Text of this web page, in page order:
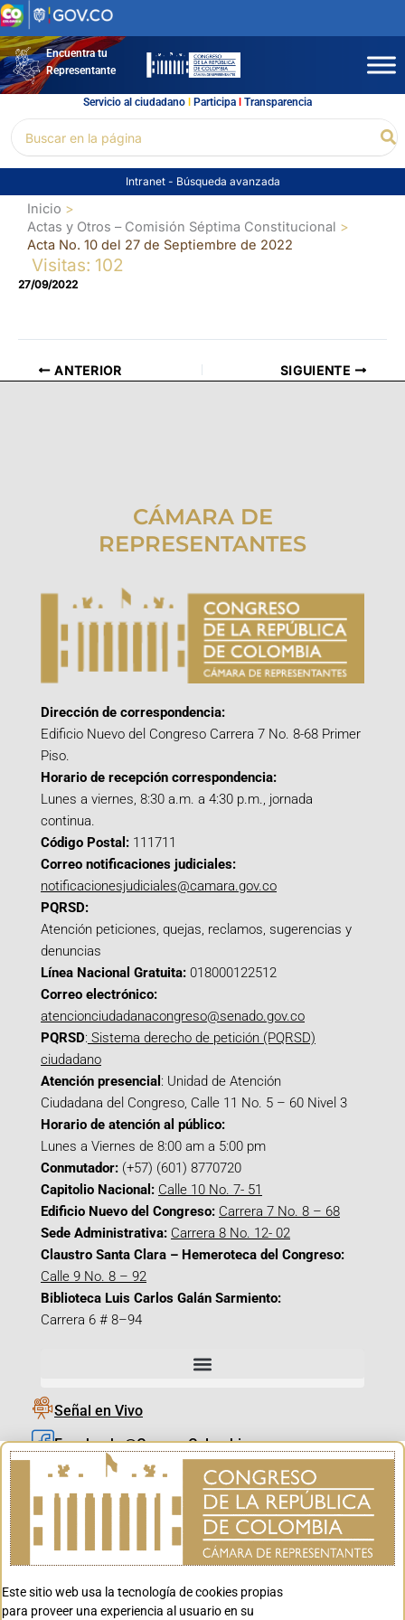
Ir
al
contenidoEncuentra tu
Representante
Servicio al ciudadano l Participal Transparencia
por:
Intranet - Búsqueda avanzada
Inicio
Actas y Otros – Comisión Séptima Constitucional
Acta No. 10 del 27 de Septiembre de 2022
Visitas: 102
27/09/2022
ANTERIOR SIGUIENTE
CÁMARA DE
REPRESENTANTES
Dirección de correspondencia:
Edificio Nuevo del Congreso Carrera 7 No. 8-68 Primer
Piso.
Horario de recepción correspondencia:
Lunes a viernes, 8:30 a.m. a 4:30 p.m., jornada
continua.
Código Postal: 111711
Correo notificaciones judiciales:
notificacionesjudiciales@camara.gov.co
PQRSD:
Atención peticiones, quejas, reclamos, sugerencias y
denuncias
Línea Nacional Gratuita: 018000122512
Correo electrónico:
atencionciudadanacongreso@senado.gov.co
PQRSD: Sistema derecho de petición (PQRSD)
ciudadano
Atención presencial : Unidad de Atención
Ciudadana del Congreso, Calle 11 No. 5 – 60 Nivel 3
Horario de atención al público:
Lunes a Viernes de 8:00 am a 5:00 pm
Conmutador: (+57) (601) 8770720
Capitolio Nacional: Calle 10 No. 7- 51
Edificio Nuevo del Congreso: Carrera 7 No. 8 – 68
Sede Administrativa: Carrera 8 No. 12- 02
Claustro Santa Clara – Hemeroteca del Congreso:
Calle 9 No. 8 – 92
Biblioteca Luis Carlos Galán Sarmiento:
Carrera 6 # 8–94
Señal en Vivo
Facebook_@CamaraColombia
Instagram_@CamaraColombia
X_@CamaraColombia
Youtube_@CamaraColombia
Youtube_@CanalCongreso
Este sitio web usa la tecnología de cookies propias
para proveer una experiencia al usuario en su